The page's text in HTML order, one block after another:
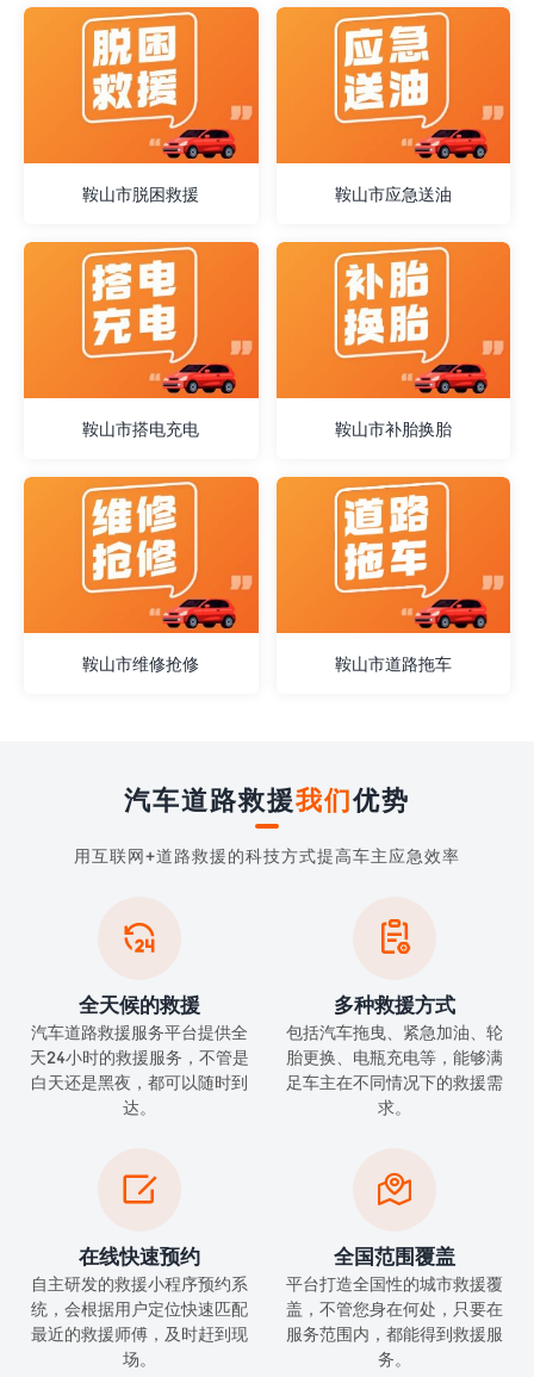
鞍山市脱困救援 鞍山市应急送油
鞍山市搭电充电 鞍山市补胎换胎
鞍山市维修抢修 鞍山市道路拖车
汽车道路救援我们优势
用互联网+道路救援的科技方式提高车主应急效率

全天候的救援
汽车道路救援服务平台提供全
天24小时的救援服务，不管是
白天还是黑夜，都可以随时到
达。

多种救援方式
包括汽车拖曳、紧急加油、轮
胎更换、电瓶充电等，能够满
足车主在不同情况下的救援需
求。

在线快速预约
自主研发的救援小程序预约系
统，会根据用户定位快速匹配
最近的救援师傅，及时赶到现
场。

全国范围覆盖
平台打造全国性的城市救援覆
盖，不管您身在何处，只要在
服务范围内，都能得到救援服
务。